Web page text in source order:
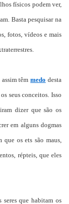
físicos podem ver,
Basta pesquisar na
fotos, vídeos e mais
assim têmmedo desta
seus conceitos. Isso
dizer que são os
em alguns dogmas
que os ets são maus,
répteis, que eles
que habitam os